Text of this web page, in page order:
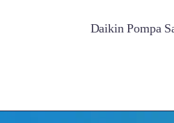
Daikin Pompa